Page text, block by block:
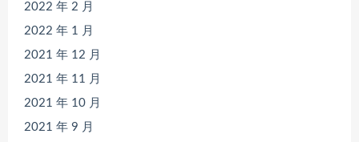
2022 年 2 月
2022 年 1 月
2021 年 12 月
2021 年 11 月
2021 年 10 月
2021 年 9 月